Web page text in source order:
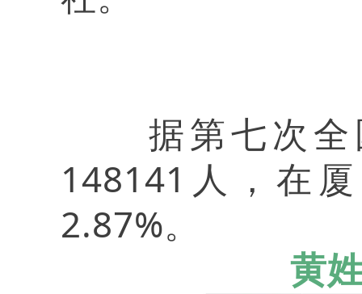
据第七次全
148141人，在
2.87%。
黄